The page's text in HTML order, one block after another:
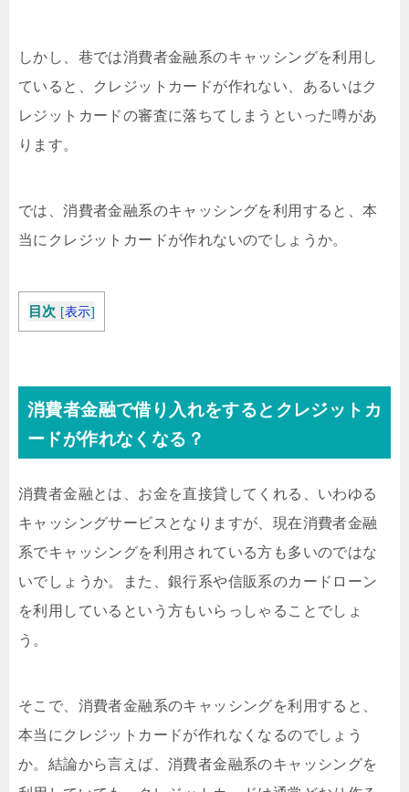
しかし、巷では消費者金融系のキャッシングを利用し
ていると、クレジットカードが作れない、あるいはク
レジットカードの審査に落ちてしまうといった噂があ
ります。
では、消費者金融系のキャッシングを利用すると、本
当にクレジットカードが作れないのでしょうか。
目次 [表示]
消費者金融で借り入れをするとクレジットカ
ードが作れなくなる？
消費者金融とは、お金を直接貸してくれる、いわゆる
キャッシングサービスとなりますが、現在消費者金融
系でキャッシングを利用されている方も多いのではな
いでしょうか。また、銀行系や信販系のカードローン
を利用しているという方もいらっしゃることでしょ
う。
そこで、消費者金融系のキャッシングを利用すると、
本当にクレジットカードが作れなくなるのでしょう
か。結論から言えば、消費者金融系のキャッシングを